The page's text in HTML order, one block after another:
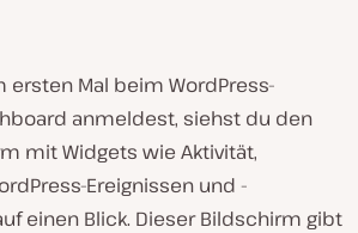
ersten Mal beim WordPress-
anmeldest, siehst du den
mit Widgets wie Aktivität,
Ereignissen und -
einen Blick. Dieser Bildschirm gibt